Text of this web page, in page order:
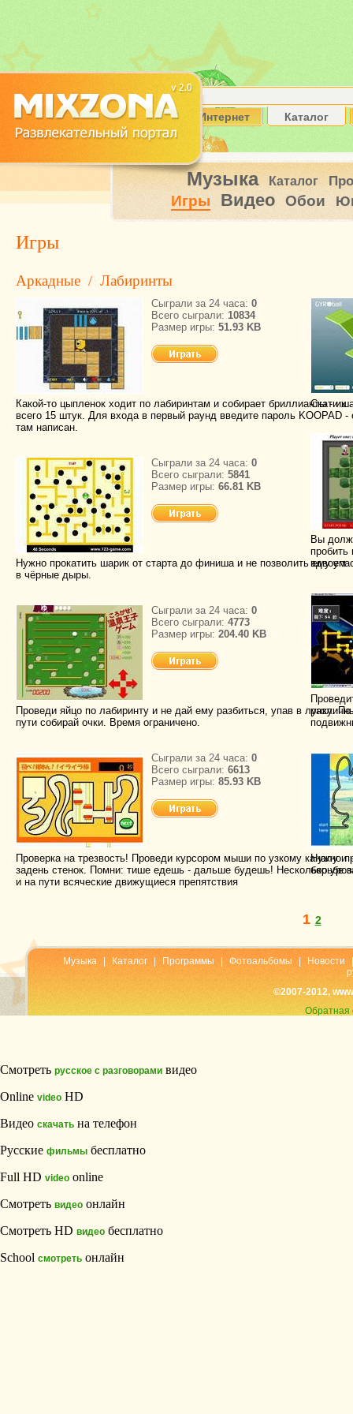
Интернет Каталог
Музыка Каталог
Игры Видео Обои
Игры
Аркадные / Лабиринты
Сыграли за 24 часа: 0
Всего сыграли: 10834
Размер игры: 51.93 KB
Какой-то цыпленок ходит по лабиринтам и собирает бриллианты - их
всего 15 штук. Для входа в первый раунд введите пароль KOOPAD -
там написан.
Сыграли за 24 часа: 0
Всего сыграли: 5841
Размер игры: 66.81 KB
Нужно прокатить шарик от старта до финиша и не позволить ему
в чёрные дыры.
Сыграли за 24 часа: 0
Всего сыграли: 4773
Размер игры: 204.40 KB
Проведи яйцо по лабиринту и не дай ему разбиться, упав в лунку. По
пути собирай очки. Время ограничено.
Сыграли за 24 часа: 0
Всего сыграли: 6613
Размер игры: 85.93 KB
Проверка на трезвость! Проведи курсором мыши по узкому каналу и
задень стенок. Помни: тише едешь - дальше будешь! Несколько
и на пути всяческие движущиеся препятствия
Скати
Вы
пробить
вдвоем
Нужно
борьбе
1 2
Музыка Каталог Программы Фотоальбомы Новости
©2007-2012,
Обратная
Смотреть русское с разговорами видео
Online video HD
Видео скачать на телефон
Русские фильмы бесплатно
Full HD video online
Смотреть видео онлайн
Смотреть HD видео бесплатно
School смотреть онлайн